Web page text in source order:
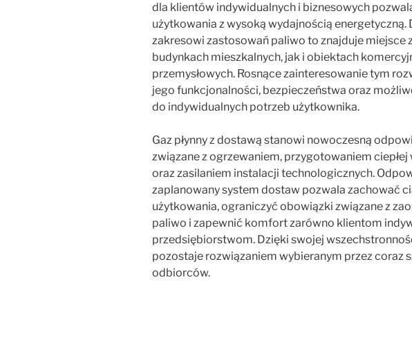
dla klientów indywidualnych i biznesowych
użytkowania z wysoką wydajnością energetyczną.
zakresowi zastosowań paliwo to znajduje miejsce
budynkach mieszkalnych, jak i obiektach
przemysłowych. Rosnące zainteresowanie tym
jego funkcjonalności, bezpieczeństwa oraz
do indywidualnych potrzeb użytkownika.
Gaz płynny z dostawą stanowi nowoczesną
związane z ogrzewaniem, przygotowaniem
oraz zasilaniem instalacji technologicznych.
zaplanowany system dostaw pozwala zachować
użytkowania, ograniczyć obowiązki związane z
paliwo i zapewnić komfort zarówno klientom
przedsiębiorstwom. Dzięki swojej
pozostaje rozwiązaniem wybieranym przez coraz
odbiorców.